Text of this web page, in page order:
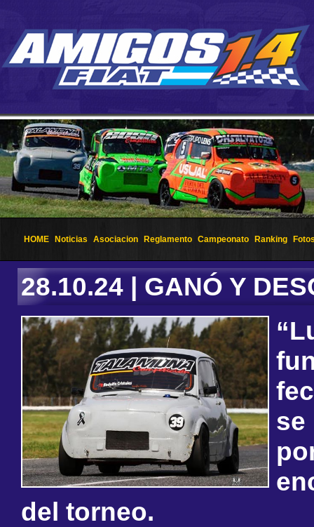
HOME Noticias Asociacion Reglamento Campeonato Ranking
28.10.24 | GANÓ Y
se
del torneo.